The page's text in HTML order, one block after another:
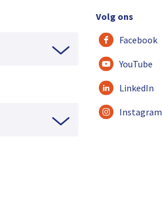
Volg ons
Facebook
YouTube
LinkedIn
Instagram